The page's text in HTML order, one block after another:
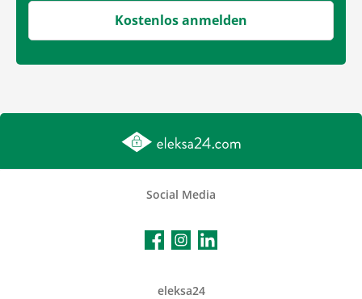
Kostenlos anmelden
Social Media
FacebookInstagramLinkedIn
eleksa24